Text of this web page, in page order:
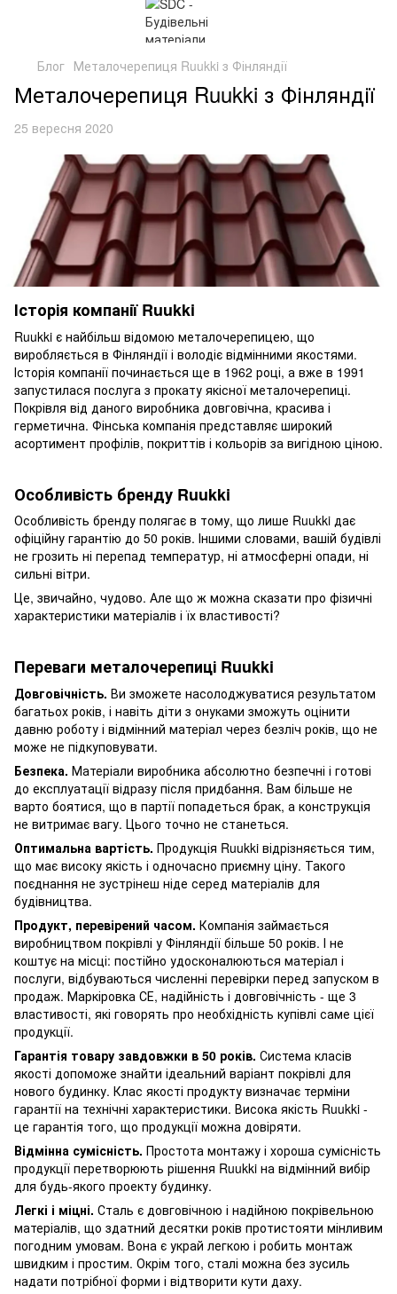
Блог Металочерепиця Ruukki з Фінляндії
Металочерепиця Ruukki з Фінляндії
25 вересня 2020
Історія компанії Ruukki
Ruukki є найбільш відомою металочерепицею, що
виробляється в Фінляндії і володіє відмінними якостями.
Історія компанії починається ще в 1962 році, а вже в 1991
запустилася послуга з прокату якісної металочерепиці.
Покрівля від даного виробника довговічна, красива і
герметична. Фінська компанія представляє широкий
асортимент профілів, покриттів і кольорів за вигідною ціною.
Особливість бренду Ruukki
Особливість бренду полягає в тому, що лише Ruukki дає
офіційну гарантію до 50 років. Іншими словами, вашій будівлі
не грозить ні перепад температур, ні атмосферні опади, ні
сильні вітри.
Це, звичайно, чудово. Але що ж можна сказати про фізичні
характеристики матеріалів і їх властивості?
Переваги металочерепиці Ruukki
Довговічність. Ви зможете насолоджуватися результатом
багатьох років, і навіть діти з онуками зможуть оцінити
давню роботу і відмінний матеріал через безліч років, що не
може не підкуповувати.
Безпека. Матеріали виробника абсолютно безпечні і готові
до експлуатації відразу після придбання. Вам більше не
варто боятися, що в партії попадеться брак, а конструкція
не витримає вагу. Цього точно не станеться.
Оптимальна вартість. Продукція Ruukki відрізняється тим,
що має високу якість і одночасно приємну ціну. Такого
поєднання не зустрінеш ніде серед матеріалів для
будівництва.
Продукт, перевірений часом. Компанія займається
виробництвом покрівлі у Фінляндії більше 50 років. І не
коштує на місці: постійно удосконалюються матеріал і
послуги, відбуваються численні перевірки перед запуском в
продаж. Маркіровка СЕ, надійність і довговічність - ще 3
властивості, які говорять про необхідність купівлі саме цієї
продукції.
Гарантія товару завдовжки в 50 років. Система класів
якості допоможе знайти ідеальний варіант покрівлі для
нового будинку. Клас якості продукту визначає терміни
гарантії на технічні характеристики. Висока якість Ruukki -
це гарантія того, що продукції можна довіряти.
Відмінна сумісність. Простота монтажу і хороша сумісність
продукції перетворюють рішення Ruukki на відмінний вибір
для будь-якого проекту будинку.
Легкі і міцні. Сталь є довговічною і надійною покрівельною
матеріалів, що здатний десятки років протистояти мінливим
погодним умовам. Вона є украй легкою і робить монтаж
швидким і простим. Окрім того, сталі можна без зусиль
надати потрібної форми і відтворити кути даху.